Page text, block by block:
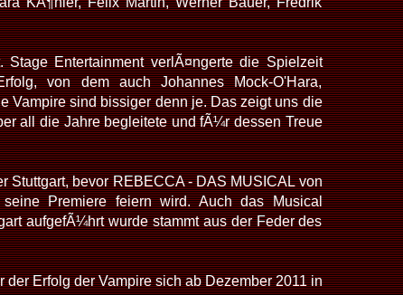
Entertainment verlÃ¤ngerte die Spielzeit
von dem auch Johannes Mock-O'Hara,
Vampire sind bissiger denn je. Das zeigt uns die
all die Jahre begleitete und fÃ¼r dessen Treue
Stuttgart, bevor REBECCA - DAS MUSICAL von
Premiere feiern wird. Auch das Musical
aufgefÃ¼hrt wurde stammt aus der Feder des
Erfolg der Vampire sich ab Dezember 2011 in